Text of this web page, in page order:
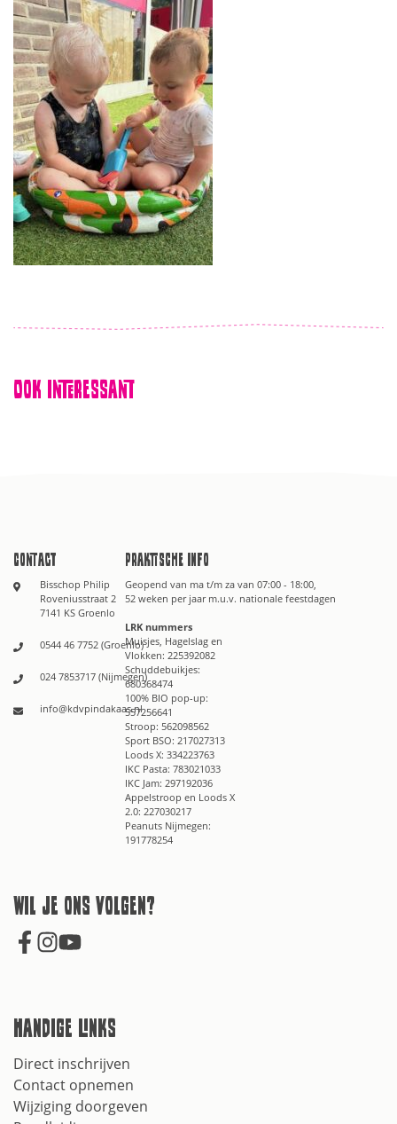
Ook interessant
Contact
Bisschop Philip
Roveniusstraat 2
7141 KS Groenlo
0544 46 7752 (Groenlo)
024 7853717 (Nijmegen)
info@kdvpindakaas.nl
Praktische info
Geopend van ma t/m za van 07:00 - 18:00,
52 weken per jaar m.u.v. nationale feestdagen
LRK nummers
Muisjes, Hagelslag en
Vlokken: 225392082
Schuddebuikjes:
680368474
100% BIO pop-up:
557256641
Stroop: 562098562
Sport BSO: 217027313
Loods X: 334223763
IKC Pasta: 783021033
IKC Jam: 297192036
Appelstroop en Loods X
2.0: 227030217
Peanuts Nijmegen:
191778254
Wil je ons volgen?
Handige links
Direct inschrijven
Contact opnemen
Wijziging doorgeven